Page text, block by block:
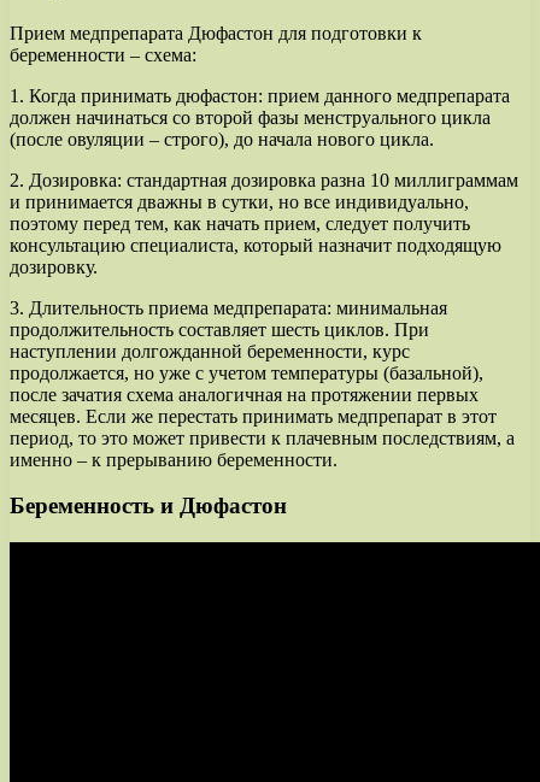
Прием медпрепарата Дюфастон для подготовки к
беременности – схема:
1. Когда принимать дюфастон: прием данного медпрепарата
должен начинаться со второй фазы менструального цикла
(после овуляции – строго), до начала нового цикла.
2. Дозировка: стандартная дозировка разна 10 миллиграммам
и принимается дважны в сутки, но все индивидуально,
поэтому перед тем, как начать прием, следует получить
консультацию специалиста, который назначит подходящую
дозировку.
3. Длительность приема медпрепарата: минимальная
продолжительность составляет шесть циклов. При
наступлении долгожданной беременности, курс
продолжается, но уже с учетом температуры (базальной),
после зачатия схема аналогичная на протяжении первых
месяцев. Если же перестать принимать медпрепарат в этот
период, то это может привести к плачевным последствиям, а
именно – к прерыванию беременности.
Беременность и Дюфастон